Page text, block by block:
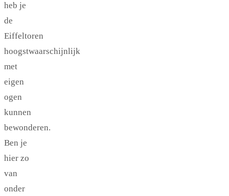
heb je
de
Eiffeltoren
hoogstwaarschijnlijk
met
eigen
ogen
kunnen
bewonderen.
Ben je
hier zo
van
onder